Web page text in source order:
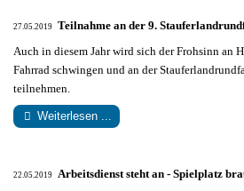
27.05.2019 Teilnahme an der 9.
Auch in diesem Jahr wird sich der Frohsinn an
Fahrrad schwingen und an der
teilnehmen.
Weiterlesen ...
22.05.2019 Arbeitsdienst steht an - Spielplatz